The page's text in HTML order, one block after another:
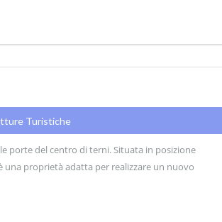
Turistiche
porte del centro di terni. Situata in posizione
una proprietà adatta per realizzare un nuovo